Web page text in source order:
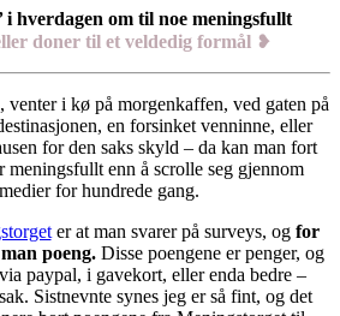
i hverdagen om til noe meningsfullt
doner til et veldedig formål ❥
venter i kø på morgenkaffen, ved gaten på
en forsinket venninne, eller
for den saks skyld – da kan man fort
meningsfullt enn å scrolle seg gjennom
for hundrede gang.
er at man svarer på surveys, og for
poeng. Disse poengene er penger, og
paypal, i gavekort, eller enda bedre –
Sistnevnte synes jeg er så fint, og det